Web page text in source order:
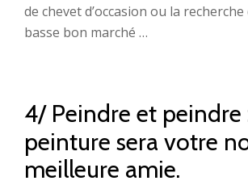
de chevet d’occasion ou la recherche
basse bon marché …
4/ Peindre et peindre
peinture sera votre
meilleure amie.